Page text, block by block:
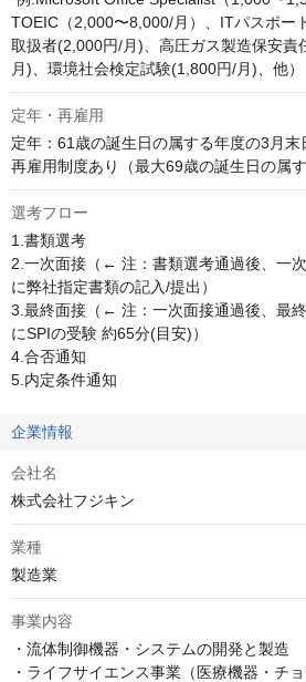
TOEIC（2,000〜8,000/月）、ITパスポー
取扱者(2,000円/月)、高圧ガス製造保安責
月)、環境社会検定試験(1,800円/月)、他）
定年・再雇用
定年：61歳の誕生日の属する年度の3月末
再雇用制度あり（最大69歳の誕生日の属
選考フロー
1.書類選考
2.一次面接（← 注：書類選考通過後、一
に弊社指定書類の記入/提出）
3.最終面接（← 注：一次面接通過後、最
にSPIの受験 約65分(目安)）
4.合否通知
5.内定条件通知
企業情報
会社名
株式会社フジキン
業種
製造業
事業内容
・流体制御機器・システムの開発と製造
・ライフサイエンス事業（医療機器・チョ